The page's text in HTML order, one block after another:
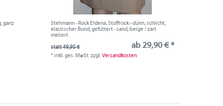
ganz
Stehmann - Rock Eldena, Stoffrock - dünn, schlicht,
elastischer Bund, gefüttert - sand, beige / zart
meliert
statt 49,95 €
ab 29,90 € *
*inkl. ges. MwSt.zzgl.Versandkosten